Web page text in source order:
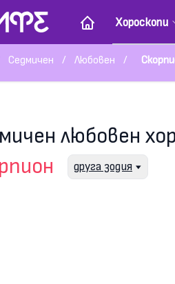
Хороскопи
Седмичен / Любовен /
любовен
друга зодия